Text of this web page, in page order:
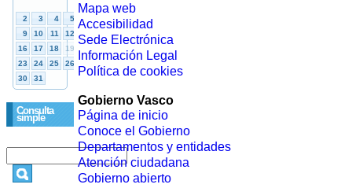
Consulta
simple
Mapa web
Accesibilidad
Sede Electrónica
Información Legal
Política de cookies
Gobierno Vasco
Página de inicio
Conoce el Gobierno
Departamentos y entidades
Atención ciudadana
Gobierno abierto